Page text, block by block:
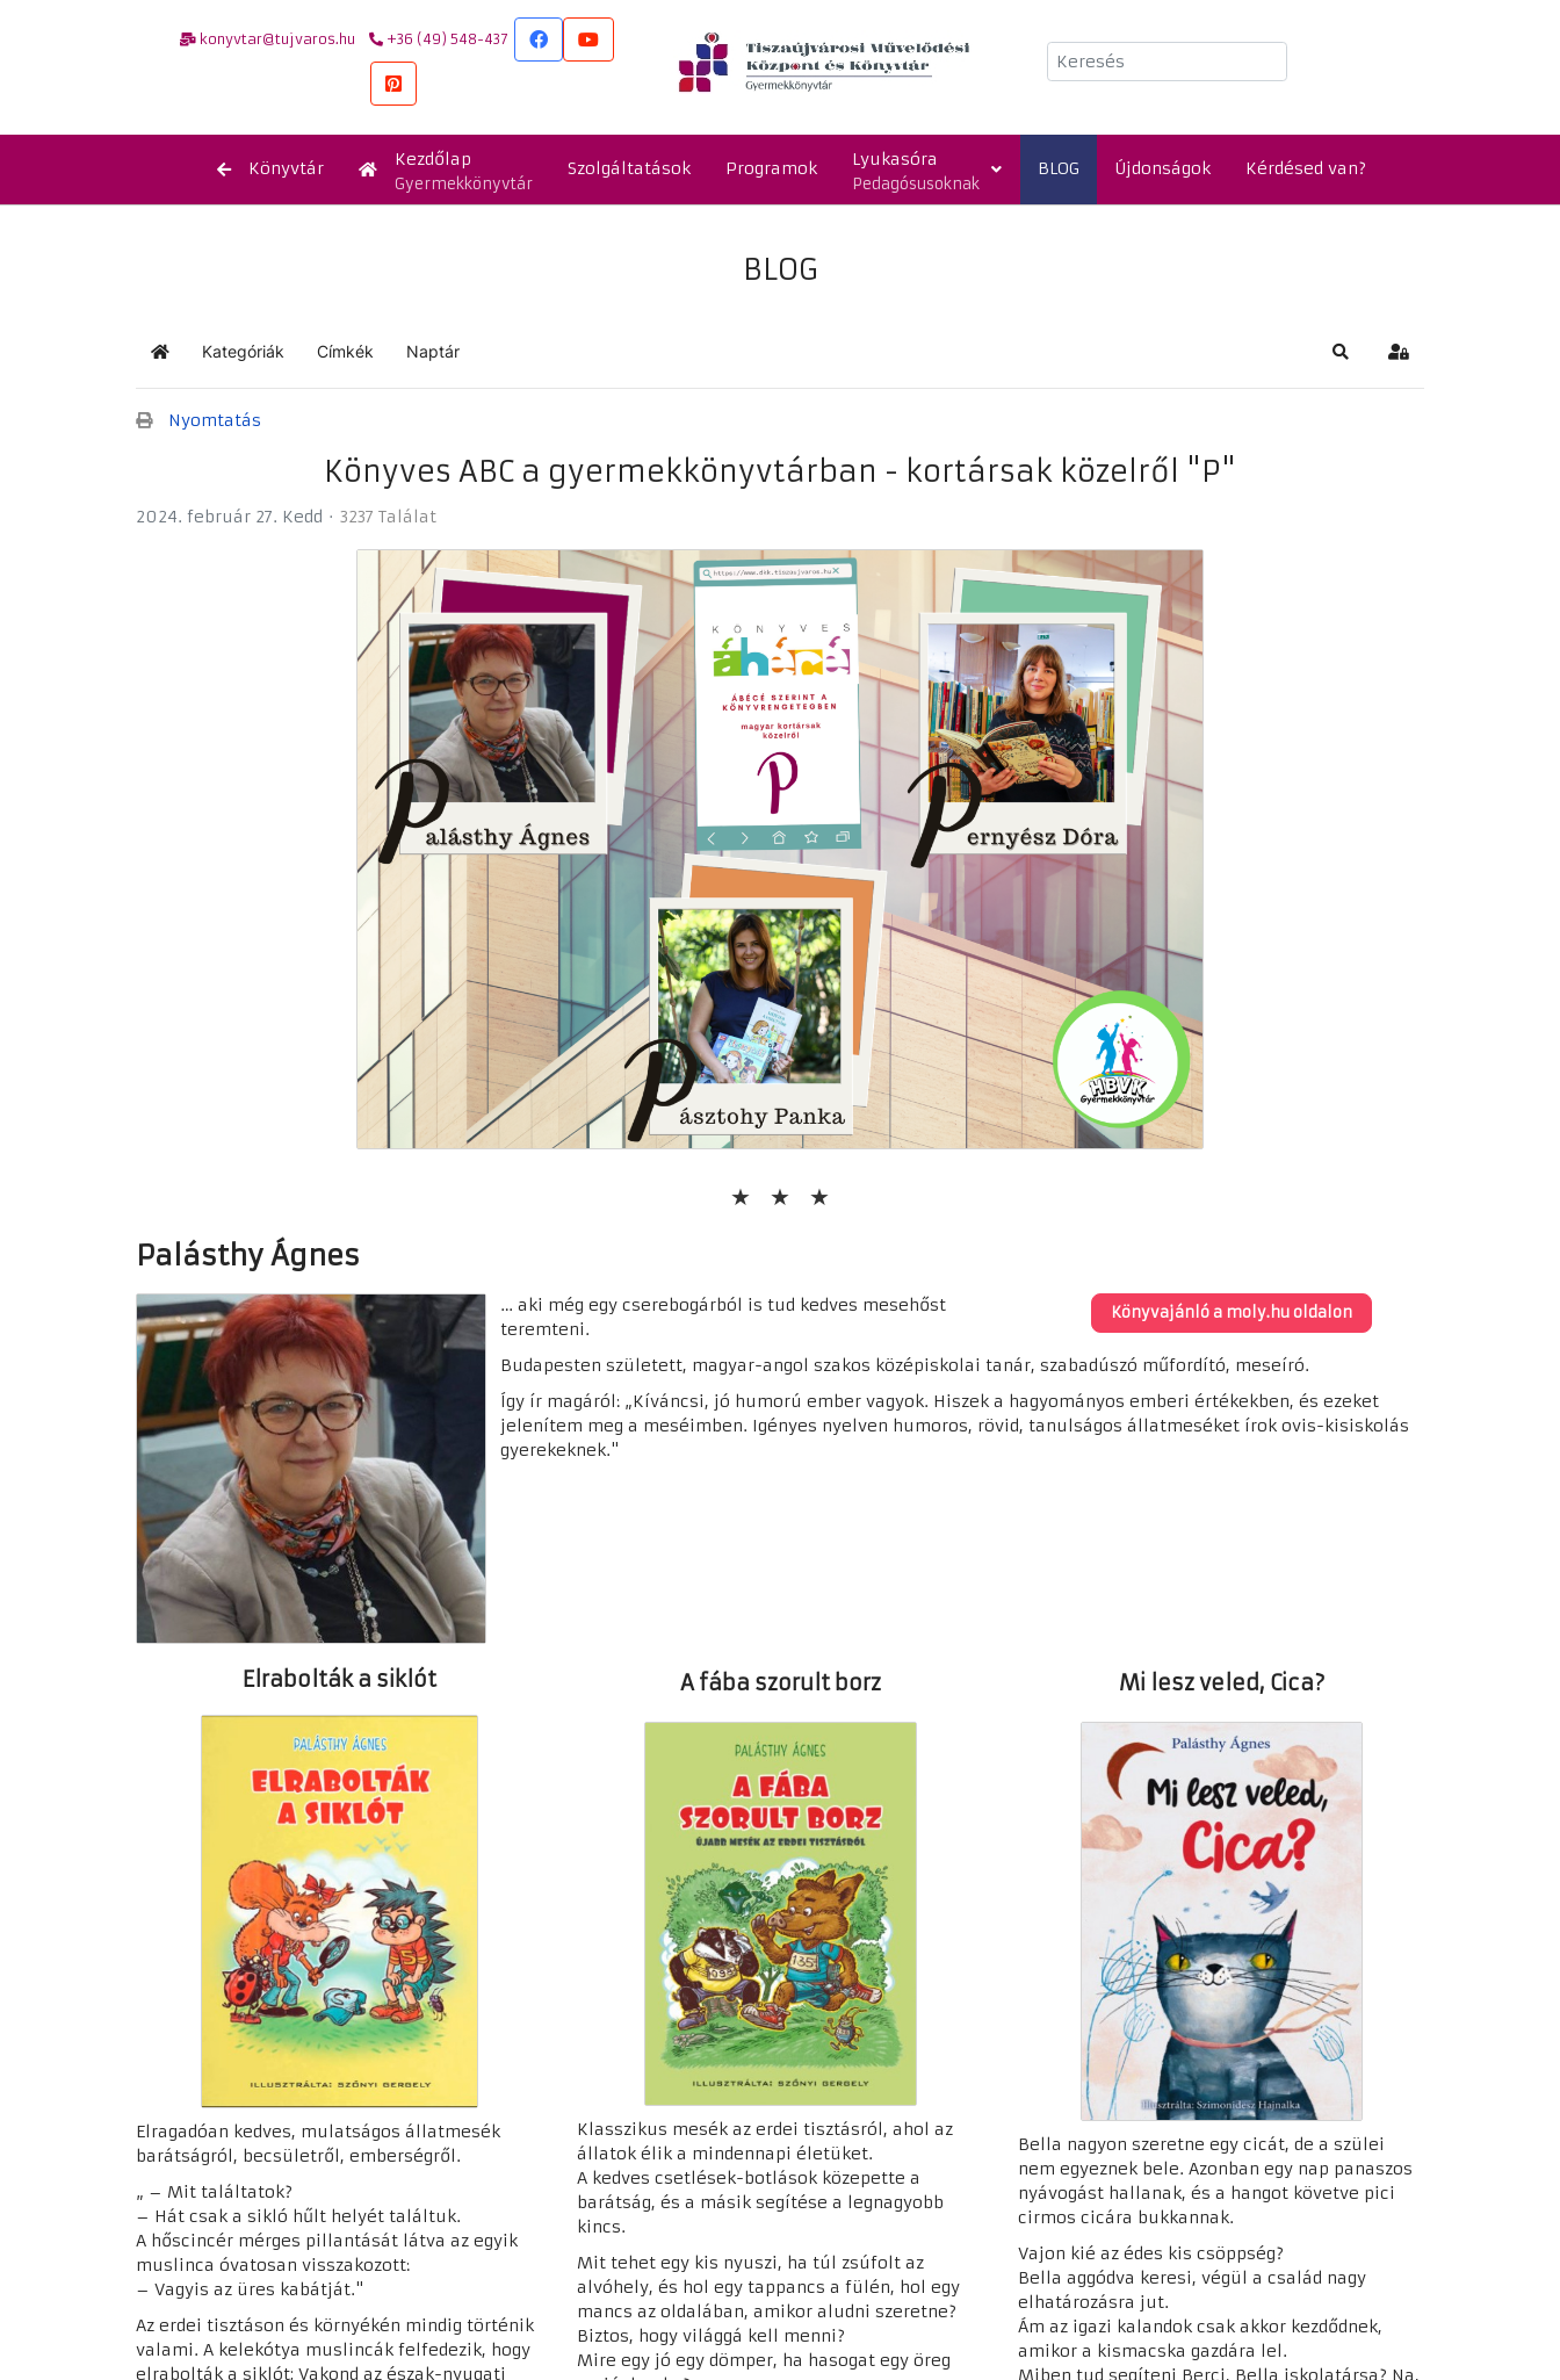
konyvtar@tujvaros.hu +36 (49) 548-437
Keresés
Könyvtár Kezdőlap
Gyermekkönyvtár
Szolgáltatások Programok Lyukasóra
Pedagósusoknak
BLOG Újdonságok Kérdésed van?
BLOG
KezdőlapKategóriák Címkék Naptár KeresésBejelentkezés
Nyomtatás
Könyves ABC a gyermekkönyvtárban - kortársak közelről "P"
2024. február 27. Kedd 3237 Találat
Palásthy Ágnes
Könyvajánló a moly.hu oldalon
… aki még egy cserebogárból is tud kedves mesehőst
teremteni.
Budapesten született, magyar-angol szakos középiskolai tanár, szabadúszó műfordító, meseíró.
Így ír magáról: „Kíváncsi, jó humorú ember vagyok. Hiszek a hagyományos emberi értékekben, és ezeket
jelenítem meg a meséimben. Igényes nyelven humoros, rövid, tanulságos állatmeséket írok ovis-kisiskolás
gyerekeknek."
Elrabolták a siklót
Elragadóan kedves, mulatságos állatmesék
barátságról, becsületről, emberségről.
„ – Mit találtatok?
– Hát csak a sikló hűlt helyét találtuk.
A hőscincér mérges pillantását látva az egyik
muslinca óvatosan visszakozott:
– Vagyis az üres kabátját."
Az erdei tisztáson és környékén mindig történik
valami. A kelekótya muslincák felfedezik, hogy
elrabolták a siklót; Vakond az észak-nyugati
A fába szorult borz
Klasszikus mesék az erdei tisztásról, ahol az
állatok élik a mindennapi életüket.
A kedves csetlések-botlások közepette a
barátság, és a másik segítése a legnagyobb
kincs.
Mit tehet egy kis nyuszi, ha túl zsúfolt az
alvóhely, és hol egy tappancs a fülén, hol egy
mancs az oldalában, amikor aludni szeretne?
Biztos, hogy világgá kell menni?
Mire egy jó egy dömper, ha hasogat egy öreg
Mi lesz veled, Cica?
Bella nagyon szeretne egy cicát, de a szülei
nem egyeznek bele. Azonban egy nap panaszos
nyávogást hallanak, és a hangot követve pici
cirmos cicára bukkannak.
Vajon kié az édes kis csöppség?
Bella aggódva keresi, végül a család nagy
elhatározásra jut.
Ám az igazi kalandok csak akkor kezdődnek,
amikor a kismacska gazdára lel.
Miben tud segíteni Berci, Bella iskolatársa? Na,